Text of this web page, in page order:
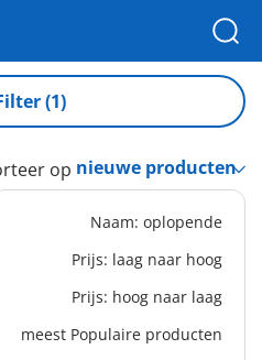
(1)
& Disney
op
Naam: oplopende
Prijs: laag naar hoog
Prijs: hoog naar laag
meest Populaire producten
71459 - JUNIOR & Disney:
Vaiana's catamaran
31,99 €
In winkelwagen